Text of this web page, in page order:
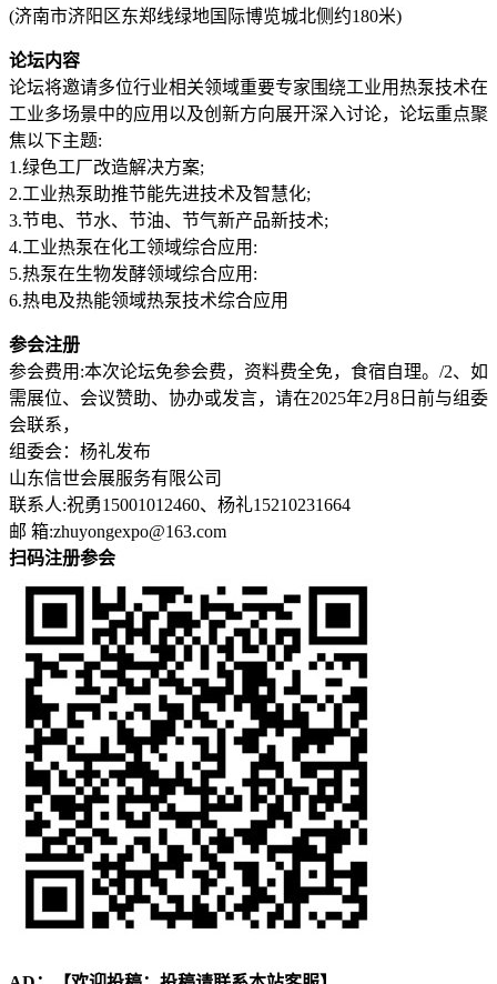
(济南市济阳区东郑线绿地国际博览城北侧约180米)
论坛内容
论坛将邀请多位行业相关领域重要专家围绕工业用热泵技术在
工业多场景中的应用以及创新方向展开深入讨论，论坛重点聚
焦以下主题:
1.绿色工厂改造解决方案;
2.工业热泵助推节能先进技术及智慧化;
3.节电、节水、节油、节气新产品新技术;
4.工业热泵在化工领域综合应用:
5.热泵在生物发酵领域综合应用:
6.热电及热能领域热泵技术综合应用
参会注册
参会费用:本次论坛免参会费，资料费全免，食宿自理。/2、如
需展位、会议赞助、协办或发言，请在2025年2月8日前与组委
会联系，
组委会：杨礼发布
山东信世会展服务有限公司
联系人:祝勇15001012460、杨礼15210231664
邮 箱:zhuyongexpo@163.com
扫码注册参会